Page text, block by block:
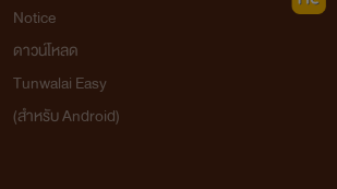
Notice
ดาวน์โหลด
Tunwalai Easy
(สำหรับ Android)